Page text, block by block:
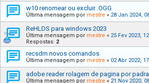
w10 renomear ou excluir .OGG
Última mensagem por mestre « 28 Jan 2024,
ReHLDS para windows 2023
Última mensagem por mestre « 25 Fev 2023,
Respostas: 2
recsdm novos comandos
Última mensagem por mestre « 02 Abr 2022,
adobe reader rolagem de pagina por
Última mensagem por mestre « 21 Nov 2020,